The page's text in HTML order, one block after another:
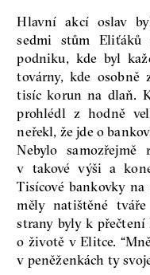
Hlavní akcí oslav
sedmi stům Eliťáků
podniku, kde byl
továrny, kde
tisíc korun na dlaň.
prohlédl z hodně
neřekl, že jde o
Nebylo samozřejmě
v takové výši a
Tisícové bankovky
měly natištěné
strany byly k
o životě v Elitce.
v peněženkách ty